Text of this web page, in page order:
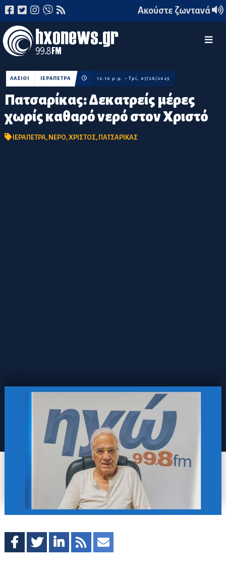
Ακούστε ζωντανά
Πατσαρίκας: Δεκατρείς μέρες
χωρίς καθαρό νερό στον Χριστό
ΛΑΣΙΘΙ ΙΕΡΑΠΕΤΡΑ 12:10 μ.μ. - Τρί, 07/26/2025
ΙΕΡΑΠΕΤΡΑ, ΝΕΡΟ,ΧΡΙΣΤΟΣ, ΠΑΤΣΑΡΙΚΑΣ